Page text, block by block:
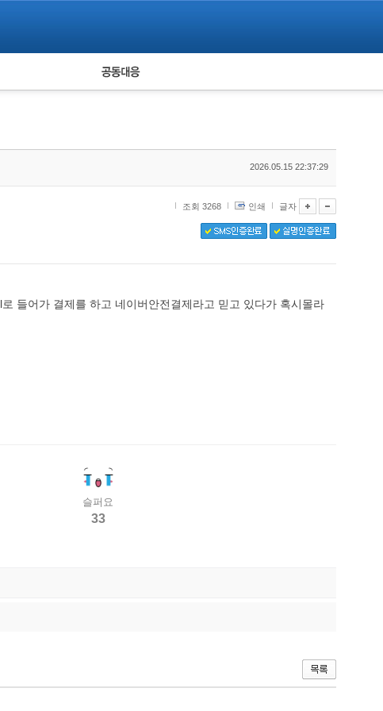
통계 피해자 공동대응
2026.05.15 22:37:29
조회 3268 인쇄 글자
들어가 결제를 하고 네이버안전결제라고 믿고 있다가 혹시몰라
슬퍼요
33